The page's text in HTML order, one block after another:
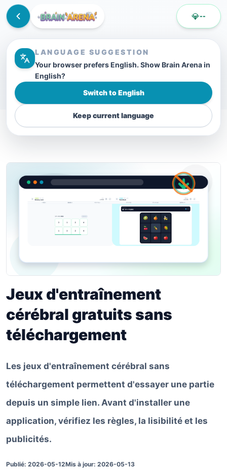
LANGUAGE SUGGESTION
Your browser prefers English. Show Brain Arena in
English?
Switch to English
Keep current language
💎--
Jeux d'entraînement
cérébral gratuits sans
téléchargement
Les jeux d'entraînement cérébral sans
téléchargement permettent d'essayer une partie
depuis un simple lien. Avant d'installer une
application, vérifiez les règles, la lisibilité et les
publicités.
Publié: 2026-05-12Mis à jour: 2026-05-13